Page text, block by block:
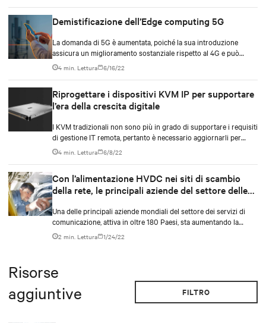
Demistificazione dell’Edge computing 5G
La domanda di 5G è aumentata, poiché la sua introduzione
assicura un miglioramento sostanziale rispetto al 4G e può
supportare un aumento della potenza di traffico pari a 100 volte
e della velocità del 500%.
4 min. Lettura 6/16/22
Riprogettare i dispositivi KVM IP per supportare
l’era della crescita digitale
I KVM tradizionali non sono più in grado di supportare i requisiti
di gestione IT remota, pertanto è necessario aggiornarli per
consentire una crescita costante dell’azienda.
4 min. Lettura 6/8/22
Con l’alimentazione HVDC nei siti di scambio
della rete, le principali aziende del settore delle
anidride carbonica
Una delle principali aziende mondiali del settore dei servizi di
comunicazione, attiva in oltre 180 Paesi, sta aumentando la
densità delle proprie reti per aumentare la capacità. Nel farlo,
però, deve costruire una rete intelligente in modo da ridurre al
2 min. Lettura 1/24/22
Risorse
aggiuntive
FILTRO